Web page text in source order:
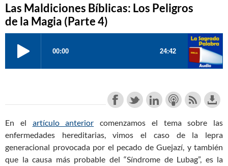
Las Maldiciones Bíblicas: Los Peligros
de la Magia (Parte 4)
En el artículo anterior comenzamos el tema sobre las
enfermedades hereditarias, vimos el caso de la lepra
generacional provocada por el pecado de Guejazí, y también
que la causa más probable del “Síndrome de Lubag”, es la